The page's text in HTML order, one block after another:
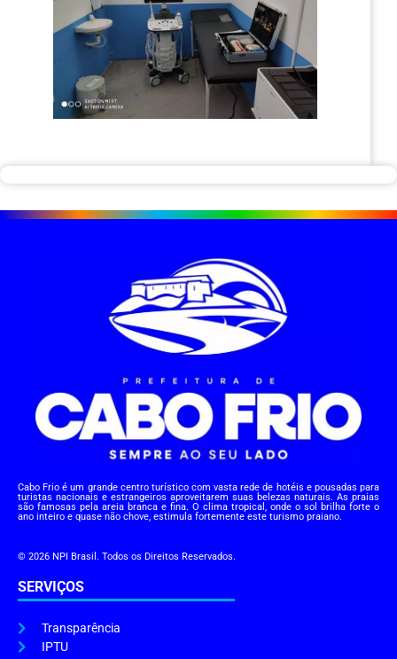
Cabo Frio é um grande centro turístico com vasta rede de hotéis e pousadas para
turistas nacionais e estrangeiros aproveitarem suas belezas naturais. As praias
são famosas pela areia branca e fina. O clima tropical, onde o sol brilha forte o
ano inteiro e quase não chove, estimula fortemente este turismo praiano.
© 2026 NPI Brasil. Todos os Direitos Reservados.
SERVIÇOS
Transparência
IPTU